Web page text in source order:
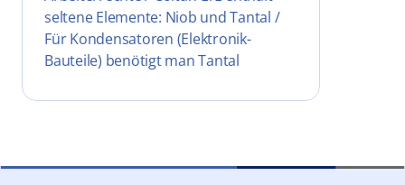
seltene Elemente: Niob und Tantal /
Für Kondensatoren (Elektronik-
Bauteile) benötigt man Tantal